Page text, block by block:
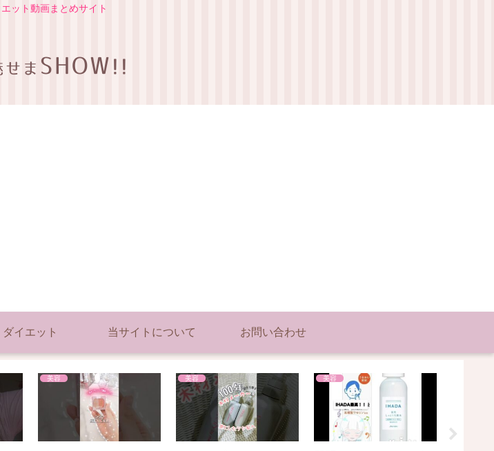
ット動画まとめサイト
ダイエット 当サイトについて お問い合わせ
美容 美容 美容